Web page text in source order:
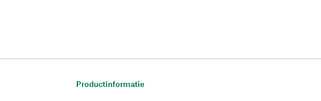
Productinformatie